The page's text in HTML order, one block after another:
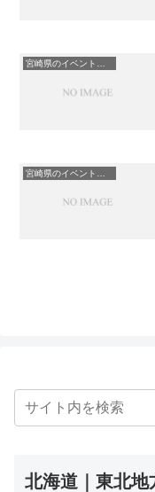
北海道｜東北地